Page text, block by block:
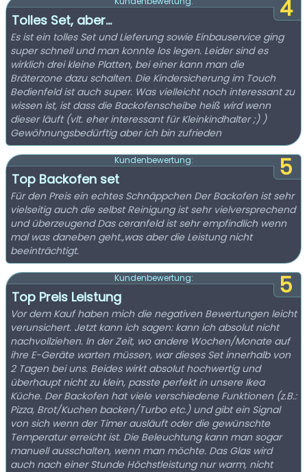
4
Tolles Set, aber...
Es ist ein tolles Set und Lieferung sowie Einbauservice ging
super schnell und man konnte los legen. Leider sind es
wirklich drei kleine Platten, bei einer kann man die
Bräterzone dazu schalten. Die Kindersicherung im Touch
Bedienfeld ist auch super. Was vielleicht noch interessant zu
wissen ist, ist dass die Backofenscheibe heiß wird wenn
dieser läuft (vlt. eher interessant für Kleinkindhalter ;) )
Gewöhnungsbedürftig aber ich bin zufrieden
5
Kundenbewertung:
Top Backofen set
Für den Preis ein echtes Schnäppchen Der Backofen ist sehr
vielseitig auch die selbst Reinigung ist sehr vielversprechend
und überzeugend Das ceranfeld ist sehr empfindlich wenn
mal was daneben geht.,was aber die Leistung nicht
beeinträchtigt.
5
Kundenbewertung:
Top Preis Leistung
Vor dem Kauf haben mich die negativen Bewertungen leicht
verunsichert. Jetzt kann ich sagen: kann ich absolut nicht
nachvollziehen. In der Zeit, wo andere Wochen/Monate auf
ihre E-Geräte warten müssen, war dieses Set innerhalb von
2 Tagen bei uns. Beides wirkt absolut hochwertig und
überhaupt nicht zu klein, passte perfekt in unsere Ikea
Küche. Der Backofen hat viele verschiedene Funktionen (z.B.:
Pizza, Brot/Kuchen backen/Turbo etc.) und gibt ein Signal
von sich wenn der Timer ausläuft oder die gewünschte
Temperatur erreicht ist. Die Beleuchtung kann man sogar
manuell ausschalten, wenn man möchte. Das Glas wird
auch nach einer Stunde Höchstleistung nur warm, nicht